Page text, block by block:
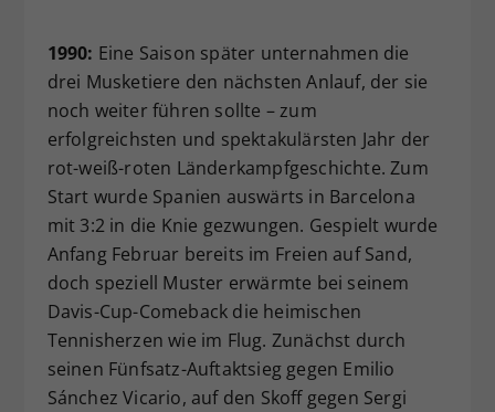
1990: Eine Saison später unternahmen die
drei Musketiere den nächsten Anlauf, der sie
noch weiter führen sollte – zum
erfolgreichsten und spektakulärsten Jahr der
rot-weiß-roten Länderkampfgeschichte. Zum
Start wurde Spanien auswärts in Barcelona
mit 3:2 in die Knie gezwungen. Gespielt wurde
Anfang Februar bereits im Freien auf Sand,
doch speziell Muster erwärmte bei seinem
Davis-Cup-Comeback die heimischen
Tennisherzen wie im Flug. Zunächst durch
seinen Fünfsatz-Auftaktsieg gegen Emilio
Sánchez Vicario, auf den Skoff gegen Sergi